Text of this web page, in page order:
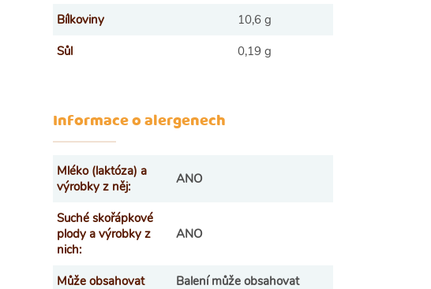
Bílkoviny
10,6 g
Sůl
0,19 g
Informace o alergenech
Mléko (laktóza) a
výrobky z něj: ANO
Suché skořápkové
plody a výrobky z
nich:
ANO
Může obsahovat
Balení může obsahovat